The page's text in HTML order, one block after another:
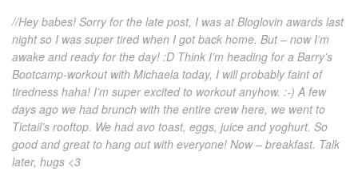
//Hey babes! Sorry for the late post, I was at Bloglovin awards last
night so I was super tired when I got back home. But – now I’m
awake and ready for the day! :D Think I’m heading for a Barry’s
Bootcamp-workout with Michaela today, I will probably faint of
tiredness haha! I’m super excited to workout anyhow. :-) A few
days ago we had brunch with the entire crew here, we went to
Tictail’s rooftop. We had avo toast, eggs, juice and yoghurt. So
good and great to hang out with everyone! Now – breakfast. Talk
later, hugs <3